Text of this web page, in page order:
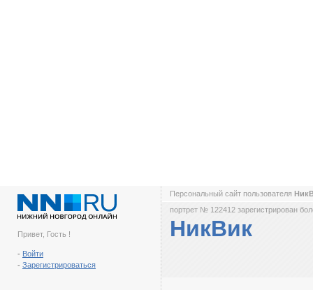
Привет, Гость !
- Войти
- Зарегистрироваться
Персональный сайт пользователя
портрет № 122412 зарегистрирован
НикВик